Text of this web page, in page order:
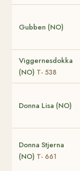
Gubben (NO)
Viggernesdokka
(NO) T- 538
Donna Lisa (NO)
Donna Stjerna
(NO) T- 661